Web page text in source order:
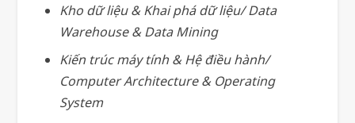
Kho dữ liệu & Khai phá dữ liệu/ Data
Warehouse & Data Mining
Kiến trúc máy tính & Hệ điều hành/
Computer Architecture & Operating
System